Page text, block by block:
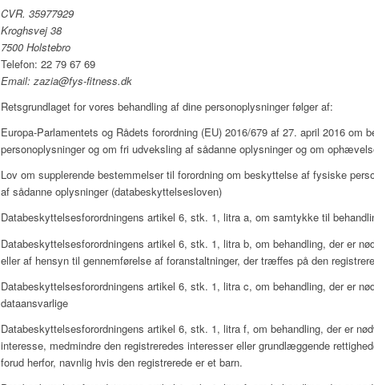
CVR. 35977929
Kroghsvej 38
7500 Holstebro
Telefon: 22 79 67 69
Email: zazia@fys-fitness.dk
Retsgrundlaget for vores behandling af dine personoplysninger følger af:
Europa-Parlamentets og Rådets forordning (EU) 2016/679 af 27. april 2016
personoplysninger og om fri udveksling af sådanne oplysninger og om
Lov om supplerende bestemmelser til forordning om beskyttelse af fysiske
af sådanne oplysninger (databeskyttelsesloven)
Databeskyttelsesforordningens artikel 6, stk. 1, litra a, om samtykke til
Databeskyttelsesforordningens artikel 6, stk. 1, litra b, om behandling, der er
eller af hensyn til gennemførelse af foranstaltninger, der træffes på den
Databeskyttelsesforordningens artikel 6, stk. 1, litra c, om behandling, der er
dataansvarlige
Databeskyttelsesforordningens artikel 6, stk. 1, litra f, om behandling, der er
interesse, medmindre den registreredes interesser eller grundlæggende
forud herfor, navnlig hvis den registrerede er et barn.